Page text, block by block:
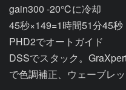
gain300 -20℃に冷却
45秒×149=1時間51分45秒
PHD2でオートガイド
DSSでスタック。
で色調補正、ウェーブレ